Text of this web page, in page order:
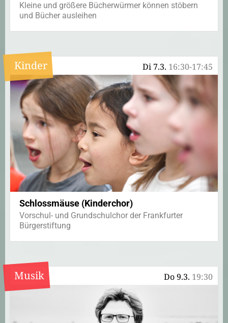
Kleine und größere Bücherwürmer können stöbern
und Bücher ausleihen
Di 7.3. 16:30-17:45
Kinder
Schlossmäuse (Kinderchor)
Vorschul- und Grundschulchor der Frankfurter
Bürgerstiftung
Do 9.3. 19:30
Musik